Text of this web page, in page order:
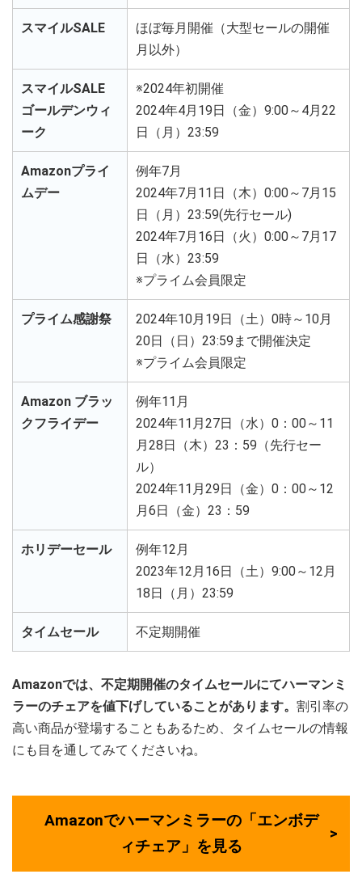
スマイルSALE
ほぼ毎月開催（大型セールの開催
月以外）
スマイルSALE
ゴールデンウィ
ーク
※2024年初開催
2024年4月19日（金）9:00～4月22
日（月）23:59
Amazonプライ
ムデー
例年7月
2024年7月11日（木）0:00～7月15
日（月）23:59(先行セール)
2024年7月16日（火）0:00～7月17
日（水）23:59
※プライム会員限定
プライム感謝祭
2024年10月19日（土）0時～10月
20日（日）23:59まで開催決定
※プライム会員限定
Amazon ブラッ
クフライデー
例年11月
2024年11月27日（水）0：00～11
月28日（木）23：59（先行セー
ル）
2024年11月29日（金）0：00～12
月6日（金）23：59
ホリデーセール
例年12月
2023年12月16日（土）9:00～12月
18日（月）23:59
タイムセール 不定期開催
Amazonでは、不定期開催のタイムセールにてハーマンミ
ラーのチェアを値下げしていることがあります。 割引率の
高い商品が登場することもあるため、タイムセールの情報
にも目を通してみてくださいね。
Amazonでハーマンミラーの「エンボデ
ィチェア」を見る